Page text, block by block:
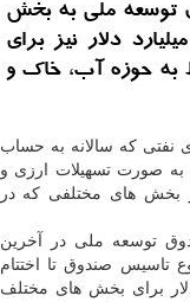
توسعه ملی به بخش
های اقتصادی پرداخت شده، 11.3 میلیارد دلار نیز برای
به حوزه آب، خاك و
نفتی كه سالانه به حساب
صورت تسهیلات ارزی و
بخش های مختلفی كه در
توسعه ملی در آخرین
تاسیس صندوق تا اختتام
حدود ۳۷.۵ میلیارد دلار برای بخش های مختلف